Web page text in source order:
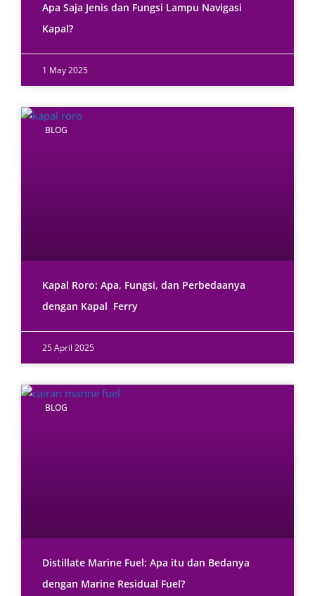
Apa Saja Jenis dan Fungsi Lampu Navigasi
Kapal?
1 May 2025
BLOG
Kapal Roro: Apa, Fungsi, dan Perbedaanya
dengan Kapal Ferry
25 April 2025
BLOG
Distillate Marine Fuel: Apa itu dan Bedanya
dengan Marine Residual Fuel?